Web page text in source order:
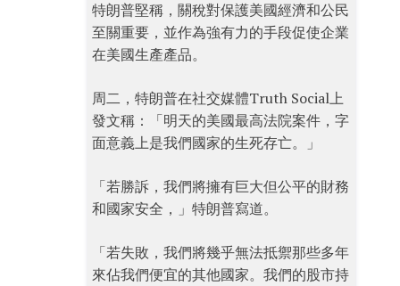
特朗普堅稱，關稅對保護美國經濟和公民
至關重要，並作為強有力的手段促使企業
在美國生產產品。
周二，特朗普在社交媒體Truth Social上
發文稱：「明天的美國最高法院案件，字
面意義上是我們國家的生死存亡。」
「若勝訴，我們將擁有巨大但公平的財務
和國家安全，」特朗普寫道。
「若失敗，我們將幾乎無法抵禦那些多年
來佔我們便宜的其他國家。我們的股市持